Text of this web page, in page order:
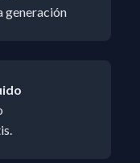
generación